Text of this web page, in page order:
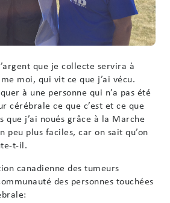
que je collecte servira à
moi, qui vit ce que j’ai vécu.
à une personne qui n’a pas été
cérébrale ce que c’est et ce que
que j’ai noués grâce à la Marche
peu plus faciles, car on sait qu’on
t-il.
canadienne des tumeurs
des personnes touchées